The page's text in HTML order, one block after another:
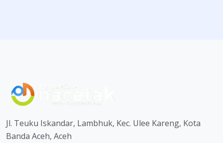
Jl. Teuku Iskandar, Lambhuk, Kec. Ulee Kareng, Kota
Banda Aceh, Aceh